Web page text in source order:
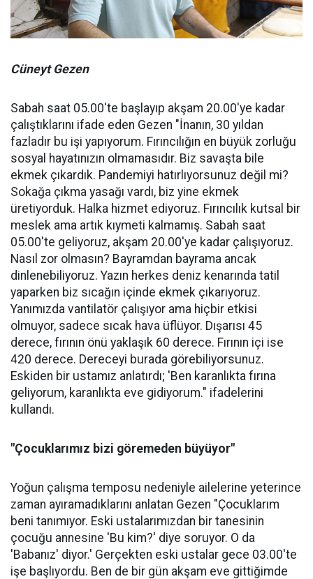
Cüneyt Gezen
Sabah saat 05.00'te başlayıp akşam 20.00'ye kadar
çalıştıklarını ifade eden Gezen "İnanın, 30 yıldan
fazladır bu işi yapıyorum. Fırıncılığın en büyük zorluğu
sosyal hayatınızın olmamasıdır. Biz savaşta bile
ekmek çıkardık. Pandemiyi hatırlıyorsunuz değil mi?
Sokağa çıkma yasağı vardı, biz yine ekmek
üretiyorduk. Halka hizmet ediyoruz. Fırıncılık kutsal bir
meslek ama artık kıymeti kalmamış. Sabah saat
05.00'te geliyoruz, akşam 20.00'ye kadar çalışıyoruz.
Nasıl zor olmasın? Bayramdan bayrama ancak
dinlenebiliyoruz. Yazın herkes deniz kenarında tatil
yaparken biz sıcağın içinde ekmek çıkarıyoruz.
Yanımızda vantilatör çalışıyor ama hiçbir etkisi
olmuyor, sadece sıcak hava üflüyor. Dışarısı 45
derece, fırının önü yaklaşık 60 derece. Fırının içi ise
420 derece. Dereceyi burada görebiliyorsunuz.
Eskiden bir ustamız anlatırdı; 'Ben karanlıkta fırına
geliyorum, karanlıkta eve gidiyorum." ifadelerini
kullandı.
"Çocuklarımız bizi göremeden büyüyor"
Yoğun çalışma temposu nedeniyle ailelerine yeterince
zaman ayıramadıklarını anlatan Gezen "Çocuklarım
beni tanımıyor. Eski ustalarımızdan bir tanesinin
çocuğu annesine 'Bu kim?' diye soruyor. O da
'Babanız' diyor.' Gerçekten eski ustalar gece 03.00'te
işe başlıyordu. Ben de bir gün akşam eve gittiğimde